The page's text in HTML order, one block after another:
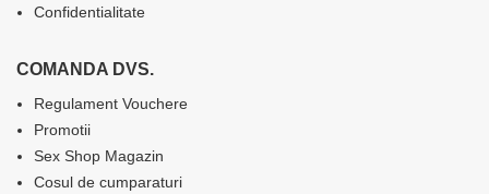
Confidentialitate
COMANDA DVS.
Regulament Vouchere
Promotii
Sex Shop Magazin
Cosul de cumparaturi